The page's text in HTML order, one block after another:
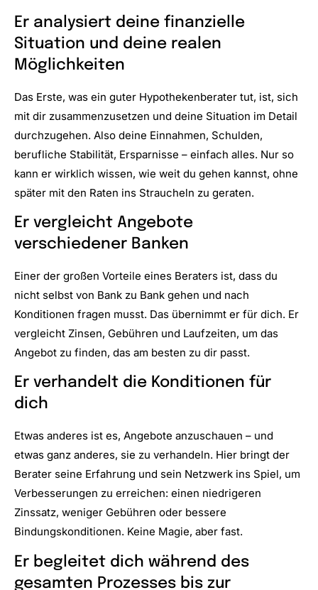
Er analysiert deine finanzielle
Situation und deine realen
Möglichkeiten
Das Erste, was ein guter Hypothekenberater tut, ist, sich
mit dir zusammenzusetzen und deine Situation im Detail
durchzugehen. Also deine Einnahmen, Schulden,
berufliche Stabilität, Ersparnisse – einfach alles. Nur so
kann er wirklich wissen, wie weit du gehen kannst, ohne
später mit den Raten ins Straucheln zu geraten.
Er vergleicht Angebote
verschiedener Banken
Einer der großen Vorteile eines Beraters ist, dass du
nicht selbst von Bank zu Bank gehen und nach
Konditionen fragen musst. Das übernimmt er für dich. Er
vergleicht Zinsen, Gebühren und Laufzeiten, um das
Angebot zu finden, das am besten zu dir passt.
Er verhandelt die Konditionen für
dich
Etwas anderes ist es, Angebote anzuschauen – und
etwas ganz anderes, sie zu verhandeln. Hier bringt der
Berater seine Erfahrung und sein Netzwerk ins Spiel, um
Verbesserungen zu erreichen: einen niedrigeren
Zinssatz, weniger Gebühren oder bessere
Bindungskonditionen. Keine Magie, aber fast.
Er begleitet dich während des
gesamten Prozesses bis zur